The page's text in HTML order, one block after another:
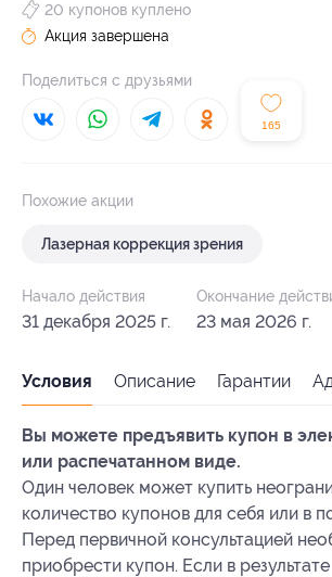
165
20 купонов куплено
Акция завершена
Поделиться с друзьями
Похожие акции
Лазерная коррекция зрения
Начало действия
31 декабря 2025 г.
Окончание
23 мая 2026 г.
Условия Описание Гарантии
Вы можете предъявить купон в
или распечатанном виде.
Один человек может купить
количество купонов для себя или в
Перед первичной консультацией
приобрести купон. Если в результате